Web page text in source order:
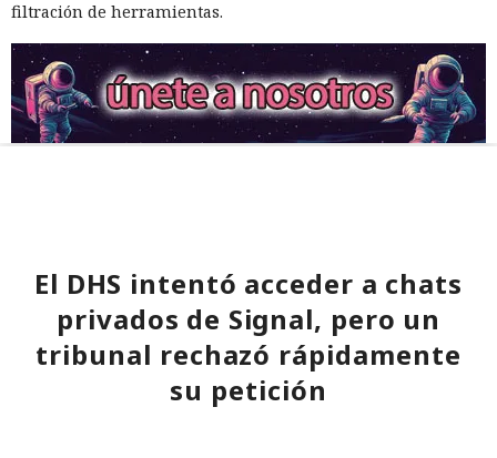
filtración de herramientas.
El DHS intentó acceder a chats
privados de Signal, pero un
tribunal rechazó rápidamente
su petición